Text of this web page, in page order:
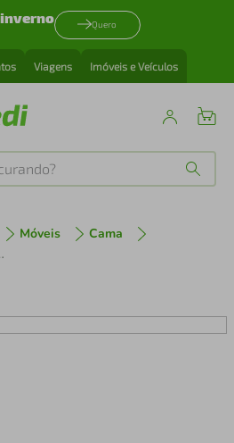
Quero
Viagens Imóveis e Veículos
Móveis Cama
Areia/Branco/Marrom